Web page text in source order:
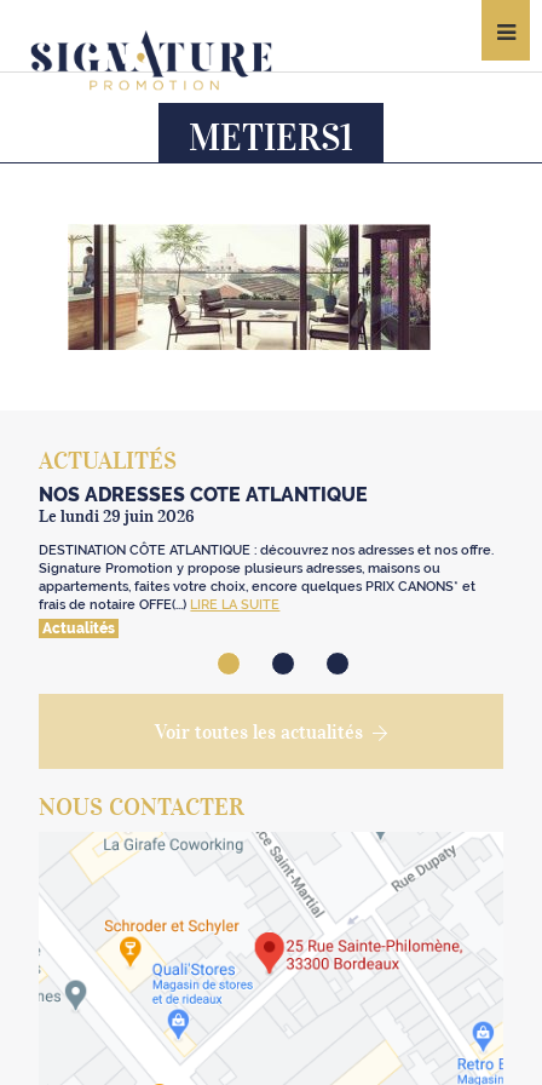
METIERS1
ACTUALITÉS
NOS ADRESSES CÔTE ATLANTIQUE
Le lundi 29 juin 2026
DESTINATION CÔTE ATLANTIQUE : découvrez nos adresses et nos offre.
Signature Promotion y propose plusieurs adresses, maisons ou
appartements, faites votre choix, encore quelques PRIX CANONS* et
frais de notaire OFFE(...) LIRE LA SUITE
Actualités
Voir toutes les actualités
NOUS CONTACTER